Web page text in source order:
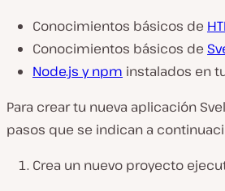
Conocimientos básicos de
Conocimientos básicos de
Node.js y npm instalados en
Para crear tu nueva aplicación
pasos que se indican a
Crea un nuevo proyecto